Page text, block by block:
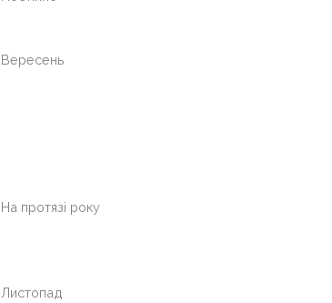
Вересень
На протязі року
Листопад